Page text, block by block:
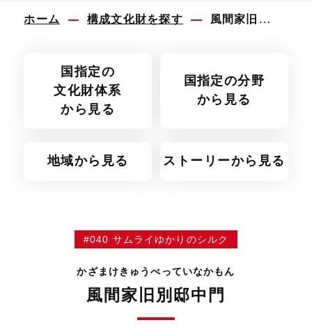
ホーム 構成文化財を探す 風間家旧別邸中門
国指定の
文化財体系
から見る
国指定の分野
から見る
地域から見る ストーリーから見る
#040 サムライゆかりのシルク
かざまけきゅうべっていなかもん
風間家旧別邸中門